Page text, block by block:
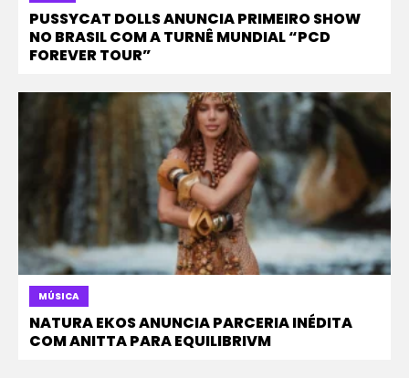
PUSSYCAT DOLLS ANUNCIA PRIMEIRO SHOW
NO BRASIL COM A TURNÊ MUNDIAL “PCD
FOREVER TOUR”
MÚSICA
NATURA EKOS ANUNCIA PARCERIA INÉDITA
COM ANITTA PARA EQUILIBRIVM